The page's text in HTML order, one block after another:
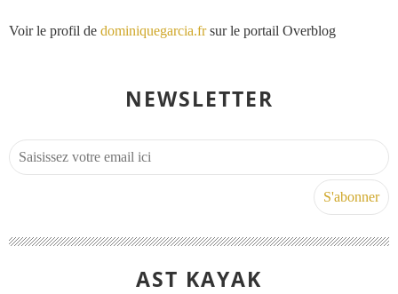
Voir le profil de dominiquegarcia.frsur le portail Overblog
NEWSLETTER
AST KAYAK